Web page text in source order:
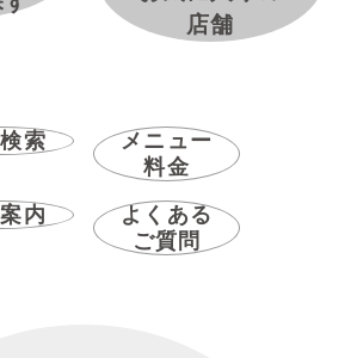
店舗
索
メニュー
料金
内
よくある
ご質問